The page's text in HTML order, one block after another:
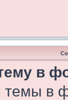
в
темы в